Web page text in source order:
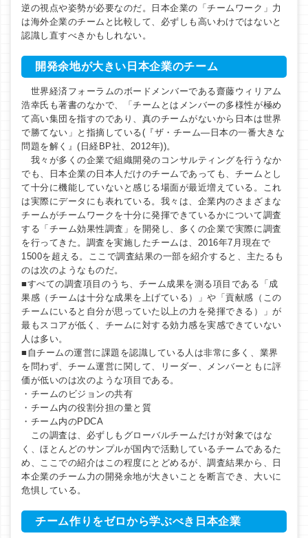
逆の視点や姿勢が必要なのだ。日本企業の「チームワーク」力
は海外企業のチームと比較して、必ずしも高いわけではないと
認識し直すべきかもしれない。
開発余地が大きい日本企業のチーム
世界経済フォーラムのボードメンバーである齋藤ウィリアム
浩幸氏も著書のなかで、「チームとはメンバーの多様性が極め
て高い集団を指すのであり、真のチームがないから日本は世界
で勝てない」と指摘している(『ザ・チーム―日本の一番大きな
問題を解く』(日経BP社、2012年))。
我々が多くの企業で組織開発のコンサルティングを行うなか
でも、日本企業の日本人だけのチームであっても、チームとし
て十分に機能していないと感じる場面が最近増えている。これ
は実際にデータにも表れている。我々は、企業内のさまざまな
チームがチームワークを十分に発揮できているかについて調査
する「チーム効果性調査」を開発し、多くの企業で実際に調査
を行ってきた。調査を実施したチームは、2016年7月現在で
1500を超える。ここで調査結果の一部を紹介すると、主たるも
のは次のようなものだ。
■すべての調査項目のうち、チーム成果を測る項目である「成
果感（チームは十分な成果を上げている）」や「貢献感（この
チームにいると自分が思っていた以上の力を発揮できる）」が
最もスコアが低く、チームに対する効力感を実感できていない
人は多い。
■自チームの運営に課題を認識している人は非常に多く、業界
を問わず、チーム運営に関して、リーダー、メンバーともに評
価が低いのは次のような項目である。
・チームのビジョンの共有
・チーム内の役割分担の量と質
・チーム内のPDCA
この調査は、必ずしもグローバルチームだけが対象ではな
く、ほとんどのサンプルが国内で活動しているチームであるた
め、ここでの紹介はこの程度にとどめるが、調査結果から、日
本企業のチーム力の開発余地が大きいことを断言でき、大いに
危惧している。
チーム作りをゼロから学ぶべき日本企業